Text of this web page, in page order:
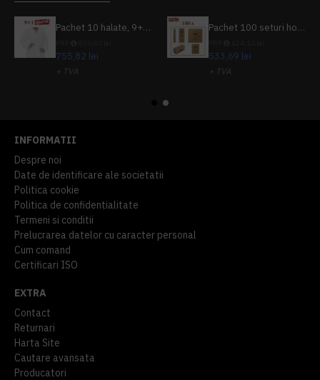
Pachet 10 halate, 9+1 gratuit
755,82 lei
+ TVA
Pachet 100 seturi hoteliere, set dentar, set barbierit, casca de dus, pila unghii, set cusut
533,69 lei
+ TVA
INFORMATII
Despre noi
Date de identificare ale societatii
Politica cookie
Politica de confidentialitate
Termeni si conditii
Prelucrarea datelor cu caracter personal
Cum comand
Certificari ISO
EXTRA
Contact
Returnari
Harta Site
Cautare avansata
Producatori